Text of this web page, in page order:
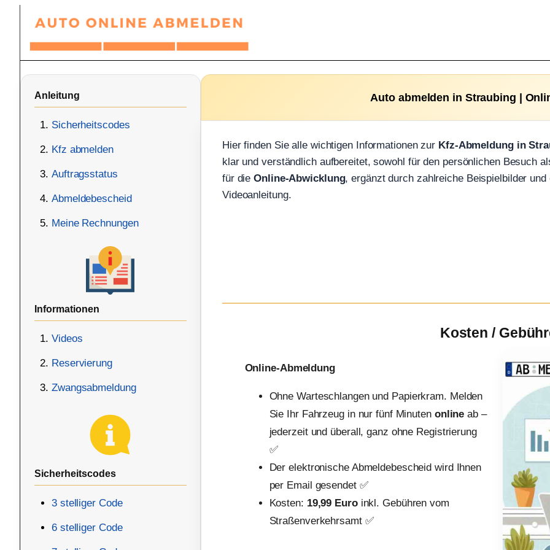
springen
Anleitung
Sicherheitscodes
Kfz abmelden
Auftragsstatus
Abmeldebescheid
Meine Rechnungen
Informationen
Videos
Reservierung
Zwangsabmeldung
Sicherheitscodes
3 stelliger Code
6 stelliger Code
Auto abmelden in Straubing |
Hier finden Sie alle wichtigen Informationen zur Kfz-Abmeldung in
klar und verständlich aufbereitet, sowohl für den persönlichen Besuch
für dieOnline-Abwicklung, ergänzt durch zahlreiche Beispielbilder und
Videoanleitung.
Kosten /
Online-Abmeldung
Ohne Warteschlangen und Papierkram. Melden
Sie Ihr Fahrzeug in nur fünf Minuten online ab –
jederzeit und überall, ganz ohne Registrierung
✅
Der elektronische Abmeldebescheid wird Ihnen
per Email gesendet ✅
Kosten: 19,99 Euroinkl. Gebühren vom
Straßenverkehrsamt ✅